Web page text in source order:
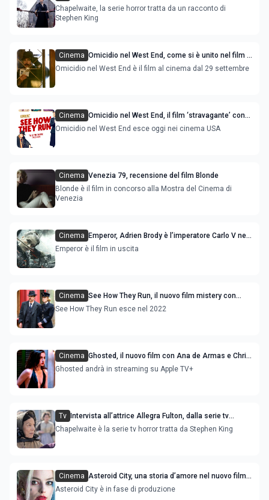
anticipazioni dei nuovi episodi
Chapelwaite, la serie horror tratta da un racconto di
Stephen King
Cinema Omicidio nel West End, come si è unito nel film il
genere giallo e commedia
Omicidio nel West End è il film al cinema dal 29 settembre
Cinema Omicidio nel West End, il film ‘stravagante’ con
Sam Rockwell e Saoirse Ronan
Omicidio nel West End esce oggi nei cinema USA
Cinema Venezia 79, recensione del film Blonde
Blonde è il film in concorso alla Mostra del Cinema di
Venezia
Cinema
Emperor, Adrien Brody è l’imperatore Carlo V nel
film con Sophie Cookson
Emperor è il film in uscita
Cinema See How They Run, il nuovo film mistery con
Sam Rockwell e Saoirse Ronan: immagini dal set
See How They Run esce nel 2022
Cinema Ghosted, il nuovo film con Ana de Armas e Chris
Evans
Ghosted andrà in streaming su Apple TV+
Tv
Intervista all’attrice Allegra Fulton, dalla serie tv
‘Chapelwaite’ a ‘The Good Doctor’
Chapelwaite è la serie tv horror tratta da Stephen King
Cinema Asteroid City, una storia d’amore nel nuovo film
con Margot Robbie e Scarlett Johansson
Asteroid City è in fase di produzione